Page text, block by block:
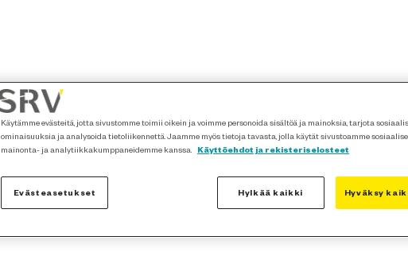
Käytämme evästeitä, jotta sivustomme toimii oikein ja voimme personoida sisältöä ja mainoksia, tarjota
ominaisuuksia ja analysoida tietoliikennettä. Jaamme myös tietoja tavasta, jolla käytät sivustoamme
mainonta- ja analytiikkakumppaneidemme kanssa.
Käyttöehdot ja rekisteriselosteet
Evästeasetukset Hylkää kaikki Hyväksy